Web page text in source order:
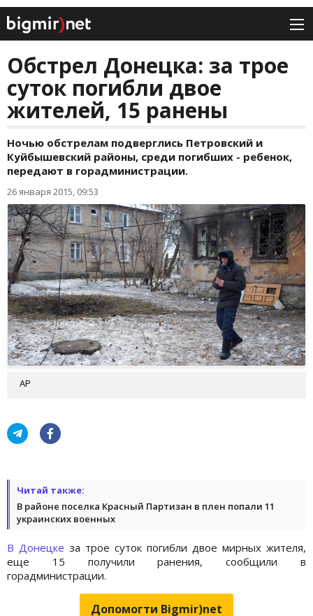
Обстрел Донецка: за трое
суток погибли двое
жителей, 15 ранены
Ночью обстрелам подверглись Петровский и
Куйбышевский районы, среди погибших - ребенок,
передают в горадминистрации.
26 января 2015, 09:53
АР
Читай также:
В районе поселка Красный Партизан в плен попали 11
украинских военных
В Донецке за трое суток погибли двое мирных жителя,
еще 15 получили ранения, сообщили в
горадминистрации.
Допомогти Bigmir)net